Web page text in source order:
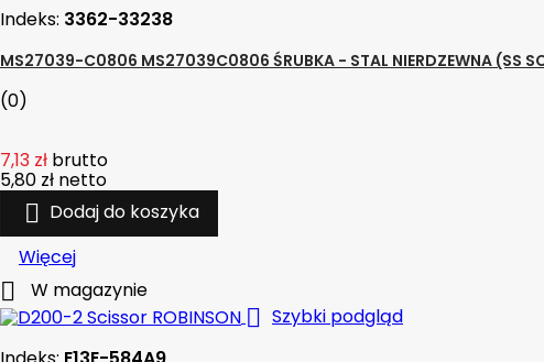
Indeks: 3362-33238
MS27039-C0806 MS27039C0806 ŚRUBKA - STAL NIERDZEWNA (SS
(0)
7,13 zł brutto
5,80 zł netto
 Dodaj do koszyka
Więcej
 W magazynie
 Szybki podgląd